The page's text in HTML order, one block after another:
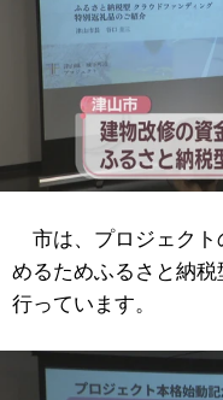
市は、プロジェクト
めるためふるさと納
行っています。